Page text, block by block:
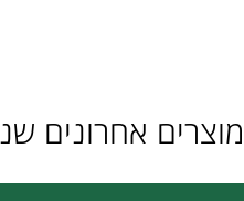
אחרונים שנצפו